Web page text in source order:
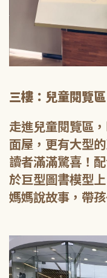
三樓：兒童閱覽
走進兒童閱覽區
面屋，更有大型
讀者滿滿驚喜！
於巨型圖書模型
媽媽說故事，帶